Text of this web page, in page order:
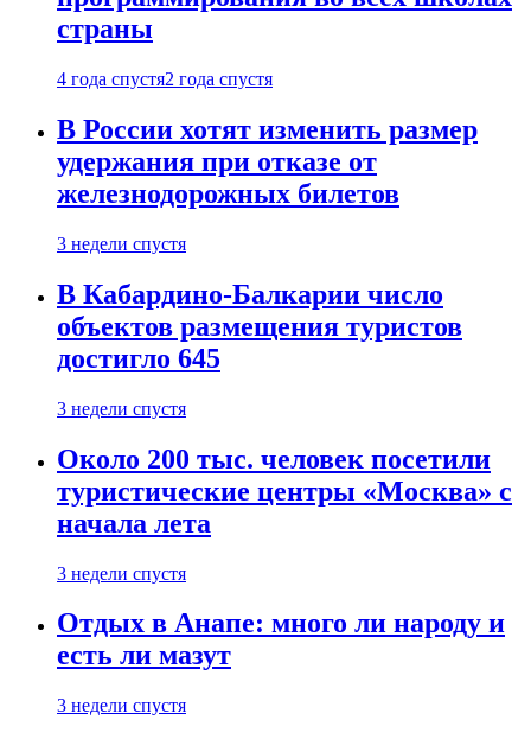
страны
4 года спустя2 года спустя
В России хотят изменить размер
удержания при отказе от
железнодорожных билетов
3 недели спустя
В Кабардино-Балкарии число
объектов размещения туристов
достигло 645
3 недели спустя
Около 200 тыс. человек посетили
туристические центры «Москва» с
начала лета
3 недели спустя
Отдых в Анапе: много ли народу и
есть ли мазут
3 недели спустя